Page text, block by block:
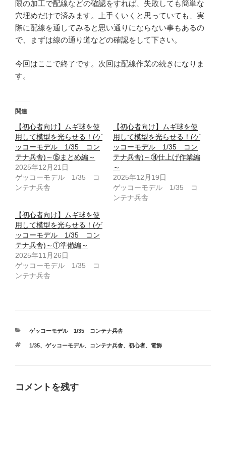
限の加工で配線などの確認をすれば、失敗しても簡単な
穴埋めだけで済みます。上手くいくと思っていても、実
際に配線を通してみると思い通りにならない事もあるの
で、まずは線の通り道などの確認をして下さい。
今回はここで終了です。次回は配線作業の続きになりま
す。
関連
【初心者向け】ムギ球を使
用して模型を光らせる！(ゲ
ッコーモデル 1/35 コン
テナ兵舎)～⑮まとめ編～
2025年12月21日
ゲッコーモデル 1/35 コ
ンテナ兵舎
【初心者向け】ムギ球を使
用して模型を光らせる！(ゲ
ッコーモデル 1/35 コン
テナ兵舎)～⑭仕上げ作業編
～
2025年12月19日
ゲッコーモデル 1/35 コ
ンテナ兵舎
【初心者向け】ムギ球を使
用して模型を光らせる！(ゲ
ッコーモデル 1/35 コン
テナ兵舎)～①準備編～
2025年11月26日
ゲッコーモデル 1/35 コ
ンテナ兵舎
カ
ゴ
ゲッコーモデル 1/35 コンテナ兵舎
タ
1/35、 ゲッコーモデル、 コンテナ兵舎、 初心者、 電飾
コメントを残す